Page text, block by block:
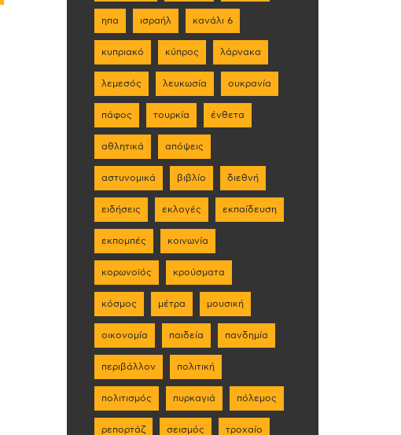
ηπα ισραήλ κανάλι 6
κυπριακό κύπρος λάρνακα
λεμεσός λευκωσία ουκρανία
πάφος τουρκία ένθετα
αθλητικά απόψεις
αστυνομικά βιβλίο διεθνή
ειδήσεις εκλογές εκπαίδευση
εκπομπές κοινωνία
κορωνοϊός κρούσματα
κόσμος μέτρα μουσική
οικονομία παιδεία πανδημία
περιβάλλον πολιτική
πολιτισμός πυρκαγιά πόλεμος
ρεπορτάζ σεισμός τροχαίο